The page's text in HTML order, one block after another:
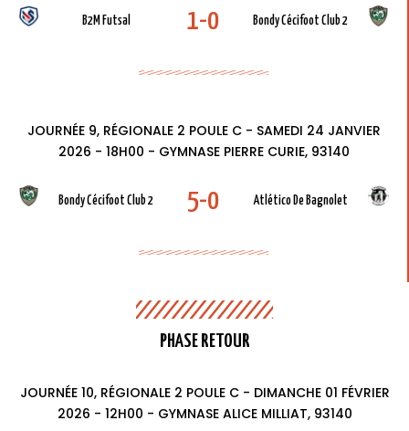
B2M Futsal 1-0 Bondy Cécifoot Club 2
JOURNÉE 9, RÉGIONALE 2 POULE C - SAMEDI 24 JANVIER
2026 - 18H00 - GYMNASE PIERRE CURIE, 93140
Bondy Cécifoot Club 2 5-0 Atlético De Bagnolet
PHASE RETOUR
JOURNÉE 10, RÉGIONALE 2 POULE C - DIMANCHE 01 FÉVRIER
2026 - 12H00 - GYMNASE ALICE MILLIAT, 93140